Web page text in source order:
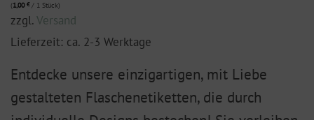
(1,00 €/ 1 Stück)
zzgl.Versand
Lieferzeit: ca. 2-3 Werktage
Entdecke unsere einzigartigen, mit Liebe
gestalteten Flaschenetiketten, die durch